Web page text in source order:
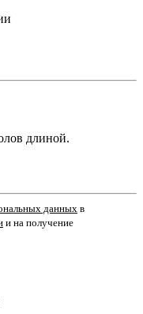
длиной.
данных в
и на получение